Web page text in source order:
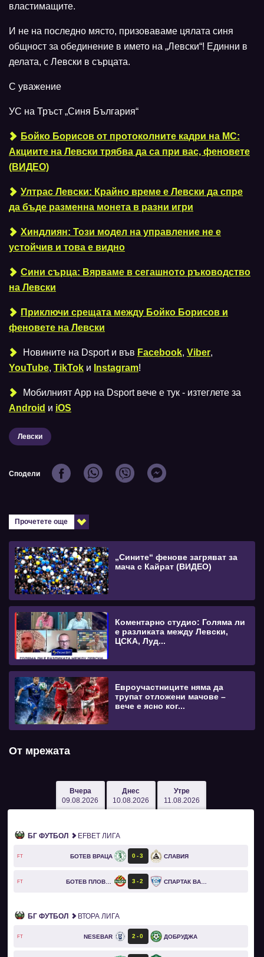
властимащите.
И не на последно място, призоваваме цялата синя
общност за обединение в името на „Левски“! Единни в
делата, с Левски в сърцата.
С уважение
УС на Тръст „Синя България“
Бойко Борисов от протоколните кадри на МС:
Акциите на Левски трябва да са при вас, феновете
(ВИДЕО)
Ултрас Левски: Крайно време е Левски да спре
да бъде разменна монета в разни игри
Хиндлиян: Този модел на управление не е
устойчив и това е видно
Сини сърца: Вярваме в сегашното ръководство
на Левски
Приключи срещата между Бойко Борисов и
феновете нa Левски
Новините на Dsport и във Facebook, Viber,
YouTube, TikTok и Instagram!
Мобилният Аpp на Dsport вече е тук - изтеглете за
Android и iOS
Левски
Сподели
Прочетете още
„Сините“ фенове загряват за
мача с Кайрат (ВИДЕО)
Коментарно студио: Голяма ли
е разликата между Левски,
ЦСКА, Луд...
Евроучастниците няма да
трупат отложени мачове –
вече е ясно ког...
От мрежата
Вчера
09.08.2026
Днес
10.08.2026
Утре
11.08.2026
БГ ФУТБОЛ EFBET ЛИГА
FT БОТЕВ ВРАЦА 0 3 СЛАВИЯ
FT БОТЕВ ПЛОВДИВ 3 2 СПАРТАК ВАРНА
БГ ФУТБОЛ ВТОРА ЛИГА
FT NESEBAR 2 0 ДОБРУДЖА